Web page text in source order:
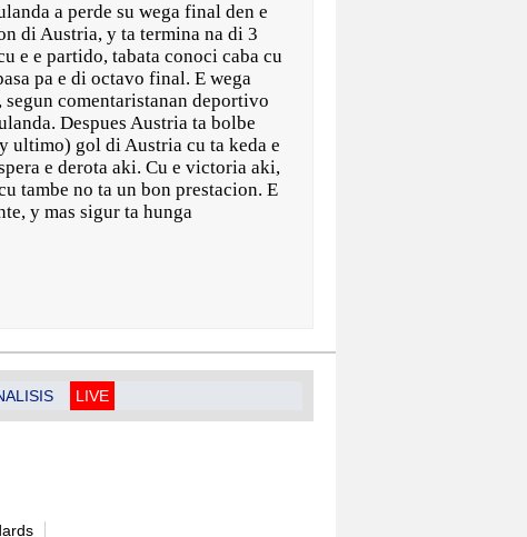
a perde su wega final den e
di Austria, y ta termina na di 3
e e partido, tabata conoci caba cu
pa e di octavo final. E wega
segun comentaristanan deportivo
Despues Austria ta bolbe
ultimo) gol di Austria cu ta keda e
e derota aki. Cu e victoria aki,
tambe no ta un bon prestacion. E
y mas sigur ta hunga
LIVE